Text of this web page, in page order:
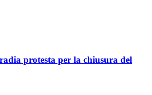
protesta per la chiusura del